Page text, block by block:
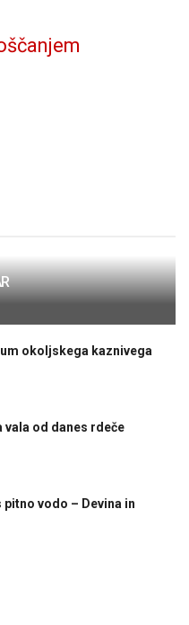
okoljskega kaznivega
od danes rdeče
vodo – Devina in